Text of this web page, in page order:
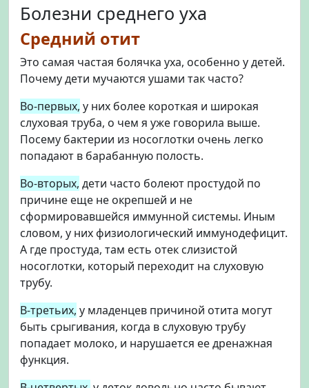
Болезни среднего уха
Средний отит
Это самая частая болячка уха, особенно у детей.
Почему дети мучаются ушами так часто?
Во-первых, у них более короткая и широкая
слуховая труба, о чем я уже говорила выше.
Посему бактерии из носоглотки очень легко
попадают в барабанную полость.
Во-вторых, дети часто болеют простудой по
причине еще не окрепшей и не
сформировавшейся иммунной системы. Иным
словом, у них физиологический иммунодефицит.
А где простуда, там есть отек слизистой
носоглотки, который переходит на слуховую
трубу.
В-третьих, у младенцев причиной отита могут
быть срыгивания, когда в слуховую трубу
попадает молоко, и нарушается ее дренажная
функция.